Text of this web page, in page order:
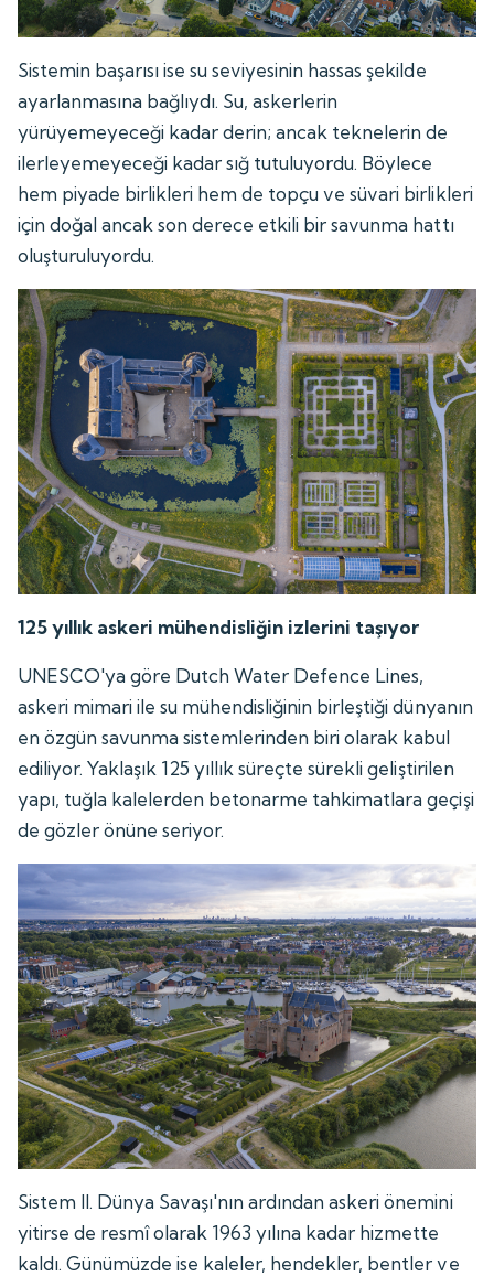
Sistemin başarısı ise su seviyesinin hassas şekilde
ayarlanmasına bağlıydı. Su, askerlerin
yürüyemeyeceği kadar derin; ancak teknelerin de
ilerleyemeyeceği kadar sığ tutuluyordu. Böylece
hem piyade birlikleri hem de topçu ve süvari birlikleri
için doğal ancak son derece etkili bir savunma hattı
oluşturuluyordu.
125 yıllık askeri mühendisliğin izlerini taşıyor
UNESCO'ya göre Dutch Water Defence Lines,
askeri mimari ile su mühendisliğinin birleştiği dünyanın
en özgün savunma sistemlerinden biri olarak kabul
ediliyor. Yaklaşık 125 yıllık süreçte sürekli geliştirilen
yapı, tuğla kalelerden betonarme tahkimatlara geçişi
de gözler önüne seriyor.
Sistem II. Dünya Savaşı'nın ardından askeri önemini
yitirse de resmî olarak 1963 yılına kadar hizmette
kaldı. Günümüzde ise kaleler, hendekler, bentler ve